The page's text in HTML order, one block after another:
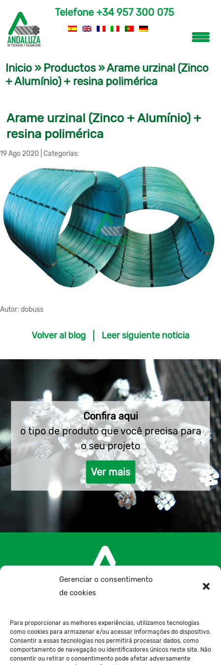
Gerenciar o consentimento
de cookies
Para proporcionar as melhores experiências, utilizamos tecnologias
como cookies para armazenar e/ou acessar informações do dispositivo.
Consentir a essas tecnologias nos permitirá processar dados, como
comportamento de navegação ou identificadores únicos neste site. Não
consentir ou retirar o consentimento pode afetar adversamente
Telefone +34 957 300 075
Inicio » Productos»Arame urzinal (Zinco
+ Alumínio) + resina polimérica
Arame urzinal (Zinco + Alumínio) +
resina polimérica
19 Ago 2020 Categorías:
Autor: dobuss
Volver al blog Leer siguiente noticia
Confira aqui
o tipo de produto que você precisa para
o seu projeto
Ver mais
+34 957 300 075
Ctra. de la Paz, s/n, 14100, La Carlota, Córdoba,
España